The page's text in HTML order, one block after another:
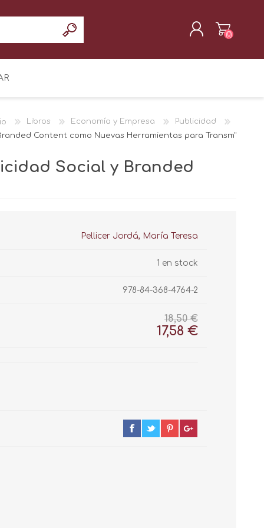
(0)
Libros Economía y Empresa
Publicidad
Content como Nuevas Herramientas para Transm"
Social y Branded
Pellicer Jordá, María Teresa
1 en stock
978-84-368-4764-2
18,50 €
17,58 €